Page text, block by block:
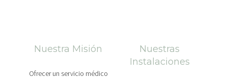
Nuestra Misión
Ofrecer un servicio médico
Nuestras
Instalaciones